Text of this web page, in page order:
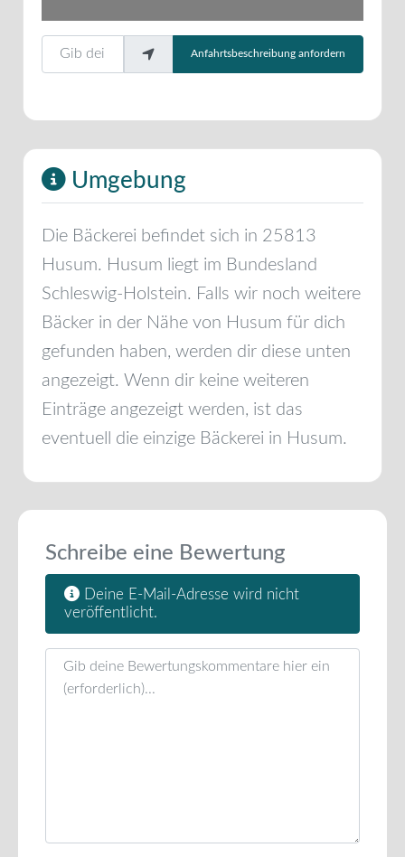
Gib deinen Standort ein.
Anfahrtsbeschreibung anfordern
Umgebung
Die Bäckerei befindet sich in 25813
Husum. Husum liegt im Bundesland
Schleswig-Holstein. Falls wir noch weitere
Bäcker in der Nähe von Husum für dich
gefunden haben, werden dir diese unten
angezeigt. Wenn dir keine weiteren
Einträge angezeigt werden, ist das
eventuell die einzige Bäckerei in Husum.
Schreibe eine Bewertung
Deine E-Mail-Adresse wird nicht
veröffentlicht.
Rezensionstext